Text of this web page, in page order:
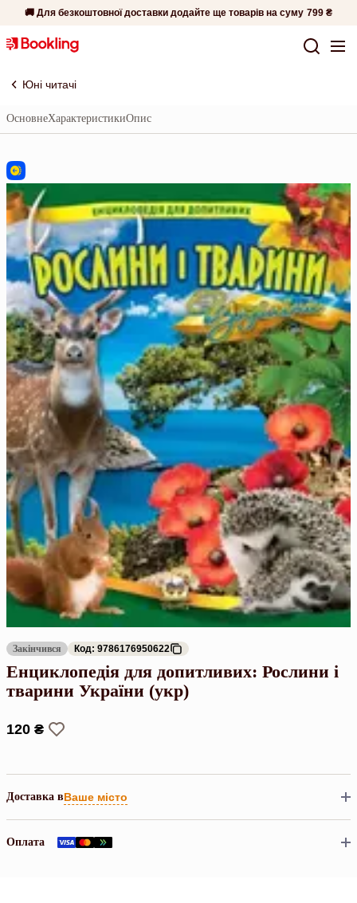
🚚 Для безкоштовної доставки додайте ще товарів на суму 799 ₴
Юні читачі
ОсновнеХарактеристикиОпис
Закінчився Код: 9786176950622
Енциклопедія для допитливих: Рослини і
тварини України (укр)
120 ₴
Доставка вВаше місто
Оплата